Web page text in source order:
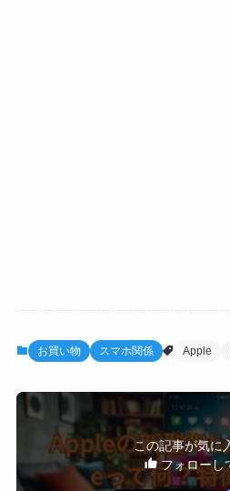
お買い物 スマホ関係 Apple
この記事が気に
フォローし